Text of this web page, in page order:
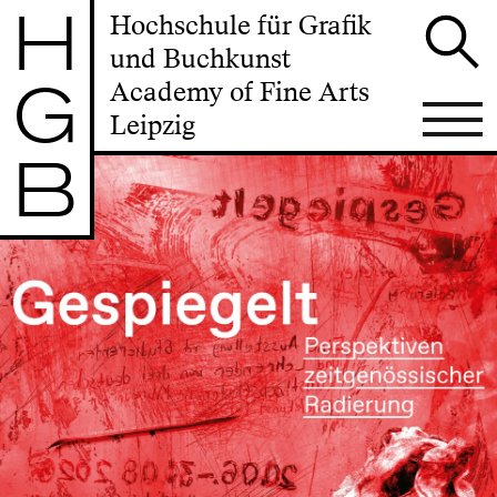
H
G
B
Hochschule für Grafik
und Buchkunst
Academy of Fine Arts
Leipzig